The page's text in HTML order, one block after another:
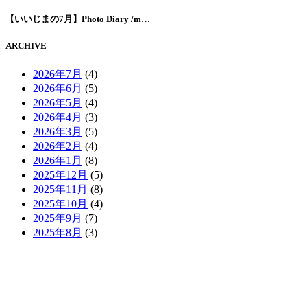
【いいじまの7月】Photo Diary /m…
ARCHIVE
2026年7月 (4)
2026年6月 (5)
2026年5月 (4)
2026年4月 (3)
2026年3月 (5)
2026年2月 (4)
2026年1月 (8)
2025年12月 (5)
2025年11月 (8)
2025年10月 (4)
2025年9月 (7)
2025年8月 (3)